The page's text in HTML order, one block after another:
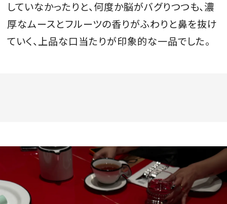
していなかったりと、何度か脳がバグりつつも、濃
厚なムースとフルーツの香りがふわりと鼻を抜け
ていく、上品な口当たりが印象的な一品でした。